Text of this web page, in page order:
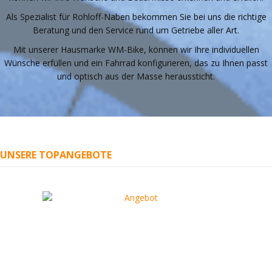
Als Spezialist für Rohloff-Naben bekommen Sie bei uns die richtige
Beratung und den Service rund um Getriebe aller Art.
Mit unserer Hausmarke WM-Bike, können wir Ihre individuellen
Wünsche erfüllen und ein Fahrrad konfigurieren, das zu Ihnen passt
und optisch aus der Masse heraussticht.
UNSERE TOPANGEBOTE